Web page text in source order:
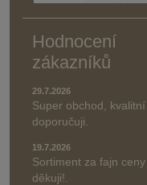
Hodnocení
zákazníků
29.7.2026
Super obchod,
doporučuji.
19.7.2026
Sortiment za fajn
děkuji!.